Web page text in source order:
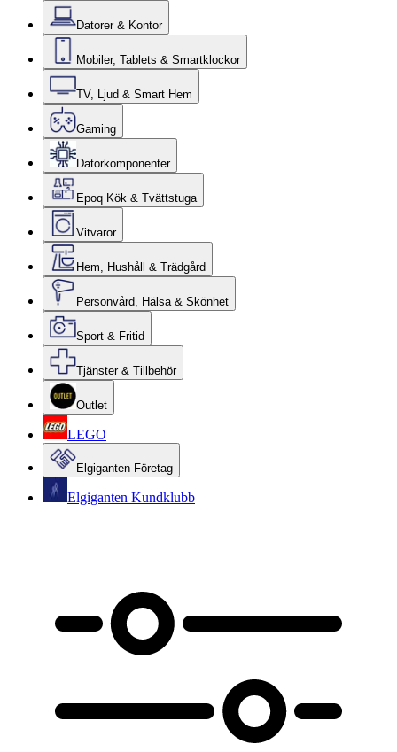
Datorer & Kontor
Mobiler, Tablets & Smartklockor
TV, Ljud & Smart Hem
Gaming
Datorkomponenter
Epoq Kök & Tvättstuga
Vitvaror
Hem, Hushåll & Trädgård
Personvård, Hälsa & Skönhet
Sport & Fritid
Tjänster & Tillbehör
Outlet
LEGO
Elgiganten Företag
Elgiganten Kundklubb